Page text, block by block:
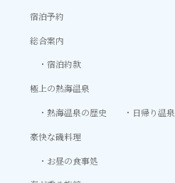
宿泊予約
総合案内
宿泊約款
極上の熱海温泉
熱海温泉の歴史
日帰り温泉
豪快な磯料理
お昼の食事処